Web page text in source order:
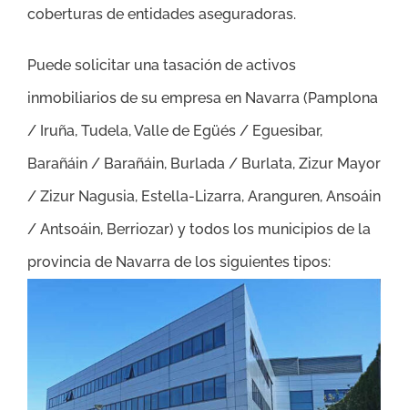
coberturas de entidades aseguradoras.
Puede solicitar una tasación de activos
inmobiliarios de su empresa en Navarra (Pamplona
/ Iruña, Tudela, Valle de Egüés / Eguesibar,
Barañáin / Barañáin, Burlada / Burlata, Zizur Mayor
/ Zizur Nagusia, Estella-Lizarra, Aranguren, Ansoáin
/ Antsoáin, Berriozar) y todos los municipios de la
provincia de Navarra de los siguientes tipos: